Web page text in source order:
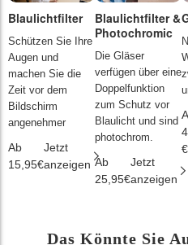
Blaulichtfilter
Schützen Sie Ihre
Augen und
machen Sie die
Zeit vor dem
Bildschirm
angenehmer
Ab
15,95€
Jetzt
anzeigen
Blaulichtfilter &
Photochromic
Die Gläser
verfügen über eine
Doppelfunktion
zum Schutz vor
Blaulicht und sind
photochrom.
Ab
25,95€
Jetzt
anzeigen
€
Das Könnte Sie